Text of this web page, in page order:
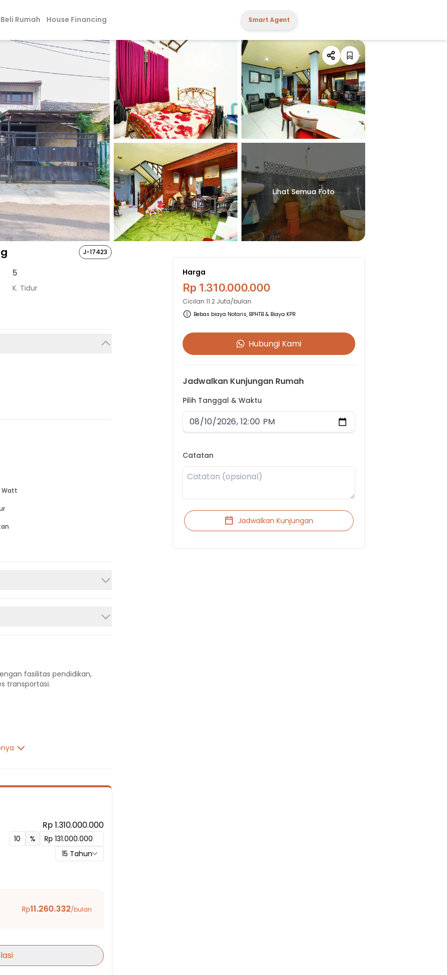
Beli Rumah House Financing Smart Agent
Lihat Semua Foto
J-17423
5
K. Tidur
Watt
fasilitas pendidikan,
transportasi.
Rp 1.310.000.000
%
15 Tahun
Rp11.260.332/bulan
Harga
Rp 1.310.000.000
Cicilan11.2 Juta/bulan
Bebas biaya Notaris, BPHTB & Biaya KPR
Hubungi Kami
Jadwalkan Kunjungan Rumah
Pilih Tanggal & Waktu
Catatan
Jadwalkan Kunjungan